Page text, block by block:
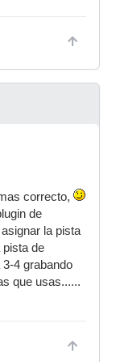
correcto,
de
la pista
pista de
4 grabando
que usas......